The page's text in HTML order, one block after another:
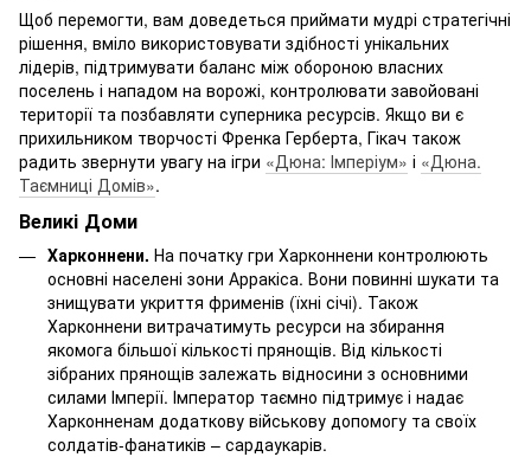
Щоб перемогти, вам доведеться приймати мудрі стратегічні
рішення, вміло використовувати здібності унікальних
лідерів, підтримувати баланс між обороною власних
поселень і нападом на ворожі, контролювати завойовані
території та позбавляти суперника ресурсів. Якщо ви є
прихильником творчості Френка Герберта, Гікач також
радить звернути увагу на ігри «Дюна: Імперіум» і «Дюна.
Таємниці Домів».
Великі Доми
Харконнени. На початку гри Харконнени контролюють
основні населені зони Арракіса. Вони повинні шукати та
знищувати укриття фрименів (їхні січі). Також
Харконнени витрачатимуть ресурси на збирання
якомога більшої кількості прянощів. Від кількості
зібраних прянощів залежать відносини з основними
силами Імперії. Імператор таємно підтримує і надає
Харконненам додаткову військову допомогу та своїх
солдатів-фанатиків – сардаукарів.